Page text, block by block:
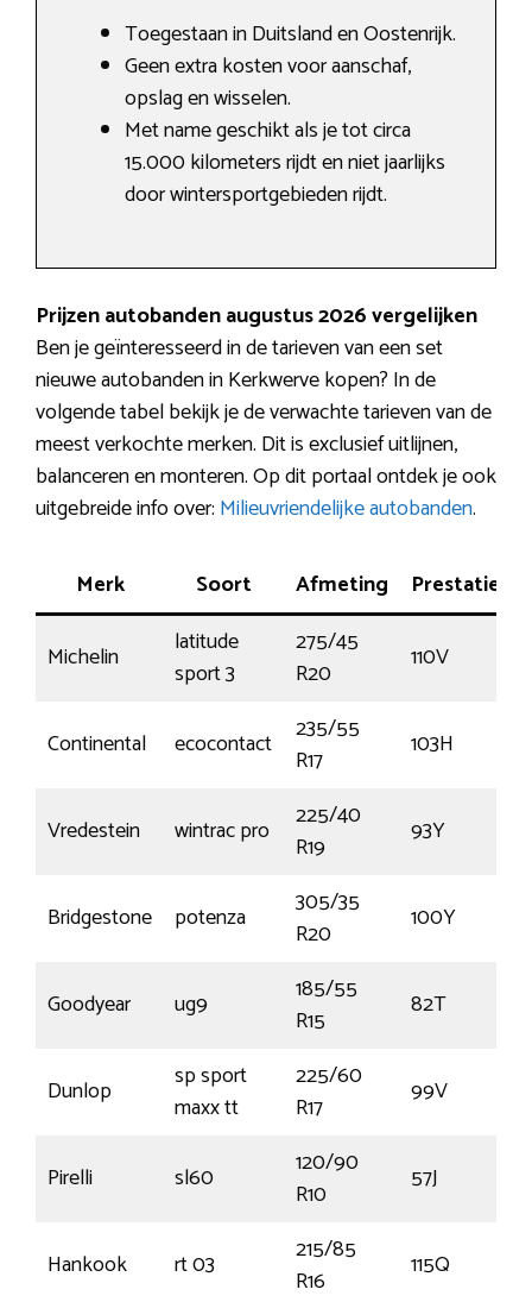
Toegestaan in Duitsland en Oostenrijk.
Geen extra kosten voor aanschaf,
opslag en wisselen.
Met name geschikt als je tot circa
15.000 kilometers rijdt en niet jaarlijks
door wintersportgebieden rijdt.
Prijzen autobanden augustus 2026 vergelijken
Ben je geïnteresseerd in de tarieven van een set
nieuwe autobanden in Kerkwerve kopen? In de
volgende tabel bekijk je de verwachte tarieven van de
meest verkochte merken. Dit is exclusief uitlijnen,
balanceren en monteren. Op dit portaal ontdek je ook
uitgebreide info over: Milieuvriendelijke autobanden.
Merk Soort Afmeting Prestatie
Michelin
latitude
sport 3
275/45
R20
110V
Continental ecocontact
235/55
R17
103H
Vredestein wintrac pro
225/40
R19
93Y
Bridgestone potenza
305/35
R20
100Y
Goodyear ug9
185/55
R15
82T
Dunlop
sp sport
maxx tt
225/60
R17
99V
Pirelli sl60
120/90
R10
57J
Hankook rt 03
215/85
R16
115Q